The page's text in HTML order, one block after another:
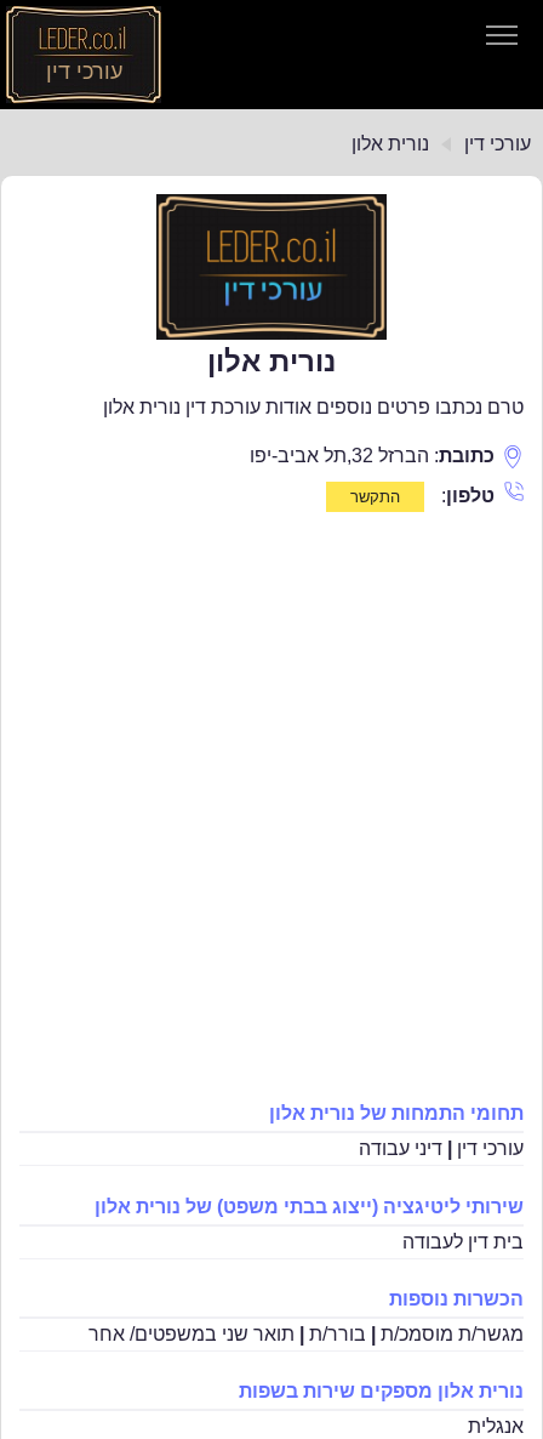
עורכי דין
עורכי דין
עורכי דין נורית אלון
נורית אלון
טרם נכתבו פרטים נוספים אודות עורכת דין נורית אלון
כתובת: הברזל 32 ,תל אביב-יפו
טלפון:
תחומי התמחות של נורית אלון
עורכי דין
דיני עבודה
שירותי ליטיגציה (ייצוג בבתי משפט) של נורית אלון
בית דין לעבודה
הכשרות נוספות
מגשר/ת מוסמכ/ת
בורר/ת תואר שני במשפטים/ אחר
נורית אלון מספקים שירות בשפות
אנגלית